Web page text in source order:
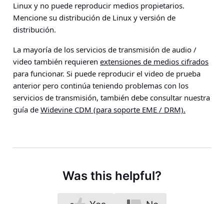
Linux y no puede reproducir medios propietarios.
Mencione su distribución de Linux y versión de
distribución.
La mayoría de los servicios de transmisión de audio /
video también requieren extensiones de medios cifrados
para funcionar. Si puede reproducir el video de prueba
anterior pero continúa teniendo problemas con los
servicios de transmisión, también debe consultar nuestra
guía de Widevine CDM (para soporte EME / DRM).
Was this helpful?